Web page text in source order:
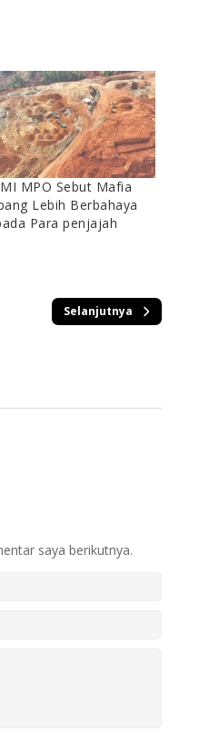
MPO Sebut Mafia
Lebih Berbahaya
Para penjajah
Selanjutnya
saya berikutnya.